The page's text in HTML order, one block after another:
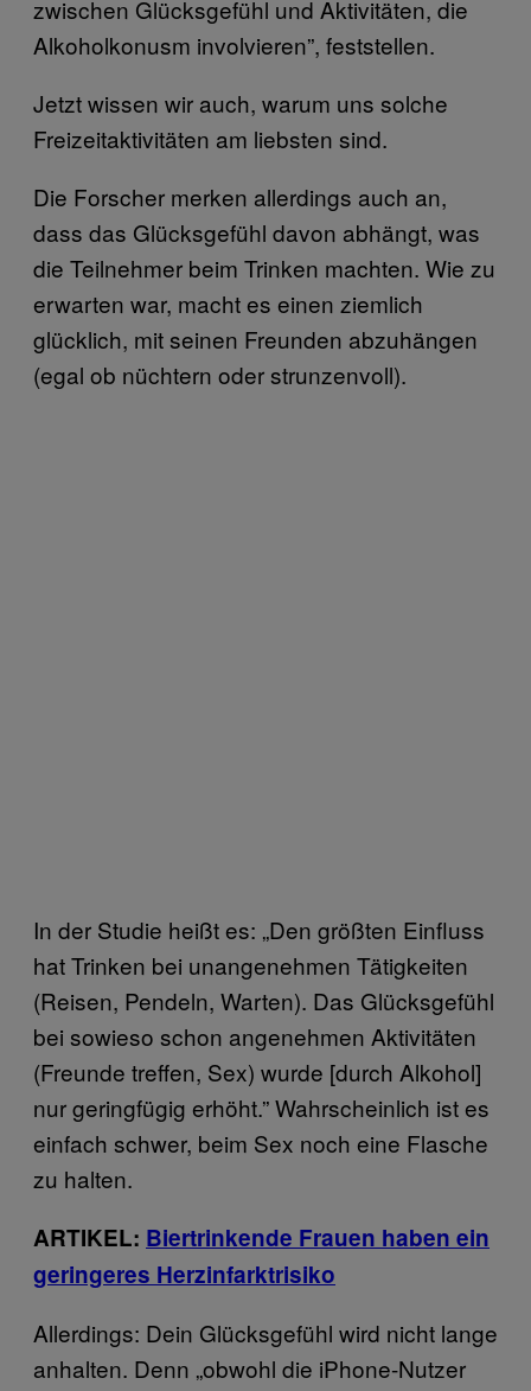
zwischen Glücksgefühl und Aktivitäten, die
Alkoholkonusm involvieren”, feststellen.
Jetzt wissen wir auch, warum uns solche
Freizeitaktivitäten am liebsten sind.
Die Forscher merken allerdings auch an,
dass das Glücksgefühl davon abhängt, was
die Teilnehmer beim Trinken machten. Wie zu
erwarten war, macht es einen ziemlich
glücklich, mit seinen Freunden abzuhängen
(egal ob nüchtern oder strunzenvoll).
In der Studie heißt es: „Den größten Einfluss
hat Trinken bei unangenehmen Tätigkeiten
(Reisen, Pendeln, Warten). Das Glücksgefühl
bei sowieso schon angenehmen Aktivitäten
(Freunde treffen, Sex) wurde [durch Alkohol]
nur geringfügig erhöht.” Wahrscheinlich ist es
einfach schwer, beim Sex noch eine Flasche
zu halten.
ARTIKEL: Biertrinkende Frauen haben ein
geringeres Herzinfarktrisiko
Allerdings: Dein Glücksgefühl wird nicht lange
anhalten. Denn „obwohl die iPhone-Nutzer